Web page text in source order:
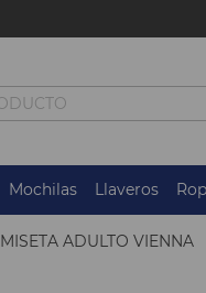
Mochilas Llaveros
ADULTO VIENNA